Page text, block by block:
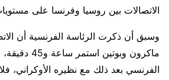
الاتصالات بين روسيا وفرنسا على
وسبق أن ذكرت الرئاسة الفرنسية أن
ماكرون وبوتين
الفرنسي بعد ذلك مع نظيره الأوكراني،